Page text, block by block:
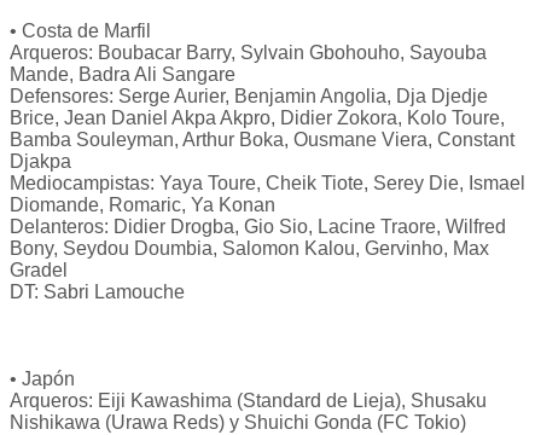
• Costa de Marfil
Arqueros: Boubacar Barry, Sylvain Gbohouho, Sayouba
Mande, Badra Ali Sangare
Defensores: Serge Aurier, Benjamin Angolia, Dja Djedje
Brice, Jean Daniel Akpa Akpro, Didier Zokora, Kolo Toure,
Bamba Souleyman, Arthur Boka, Ousmane Viera, Constant
Djakpa
Mediocampistas: Yaya Toure, Cheik Tiote, Serey Die, Ismael
Diomande, Romaric, Ya Konan
Delanteros: Didier Drogba, Gio Sio, Lacine Traore, Wilfred
Bony, Seydou Doumbia, Salomon Kalou, Gervinho, Max
Gradel
DT: Sabri Lamouche
• Japón
Arqueros: Eiji Kawashima (Standard de Lieja), Shusaku
Nishikawa (Urawa Reds) y Shuichi Gonda (FC Tokio)